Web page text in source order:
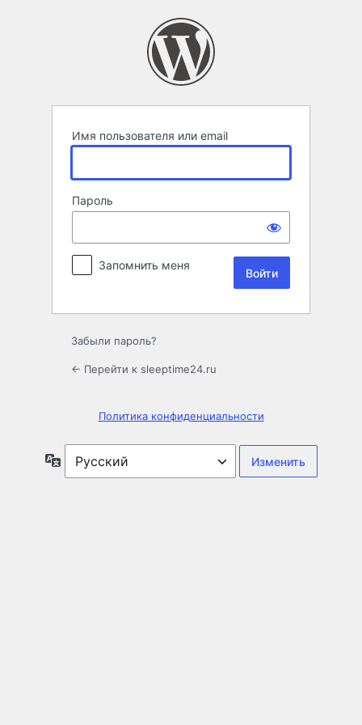
Имя пользователя или email
Пароль
Запомнить меня
Забыли пароль?
← Перейти к sleeptime24.ru
Политика конфиденциальности
Язык